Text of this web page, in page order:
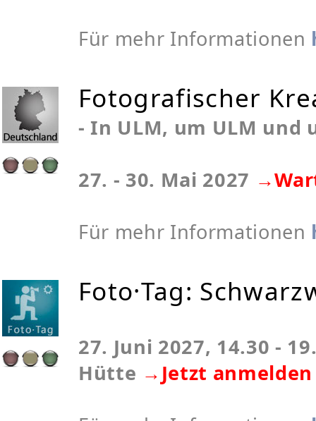
Für mehr Informationen
Fotografischer
- In ULM, um ULM und
27. - 30. Mai 2027
Für mehr Informationen
Foto·Tag:
27. Juni 2027, 14.30 -
Hütte →Jetzt anmelden